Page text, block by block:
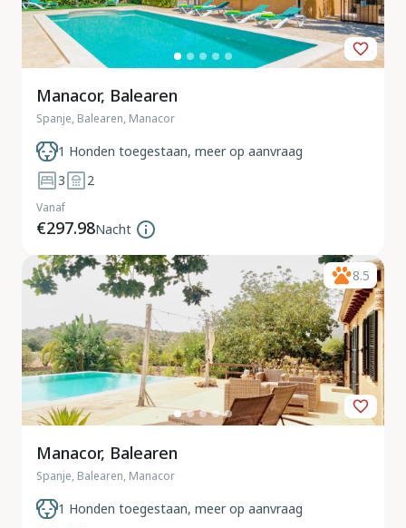
Manacor, Balearen
Spanje, Balearen, Manacor
1 Honden toegestaan, meer op aanvraag
3
2
Vanaf
€297.98Nacht
8.5
Manacor, Balearen
Spanje, Balearen, Manacor
1 Honden toegestaan, meer op aanvraag